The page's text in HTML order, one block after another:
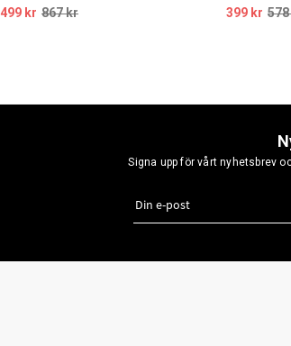
499 kr 867 kr
399 kr
Signa upp för vårt nyhetsbrev